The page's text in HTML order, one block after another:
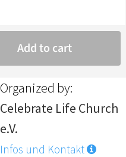
Organized by:
Celebrate Life Church
e.V.
Infos und Kontakt